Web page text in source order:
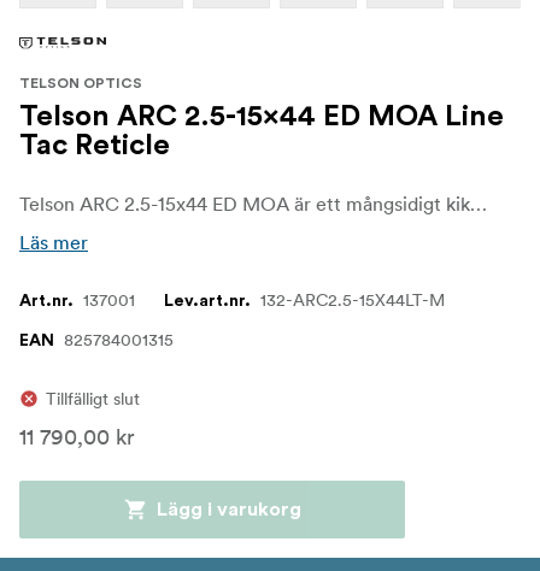
TELSON OPTICS
Telson ARC 2.5-15x44 ED MOA Line
Tac Reticle
Telson ARC 2.5-15x44 ED MOA är ett mångsidigt kikarsikte utformat för jägare och precisionsskyttar som söker en kompakt optik med klart glas, pålitlig inställning och hög prestanda i fält. Dess förstoringsområde på 2,5–15x ger dig flexibiliteten att hantera både snabba situationer på nära håll och mer precisa skott på längre avstånd.
Läs mer
Art.nr. 137001 Lev.art.nr. 132-ARC2.5-15X44LT-M
EAN 825784001315
Tillfälligt slut
11 790,00 kr
Lägg i varukorg